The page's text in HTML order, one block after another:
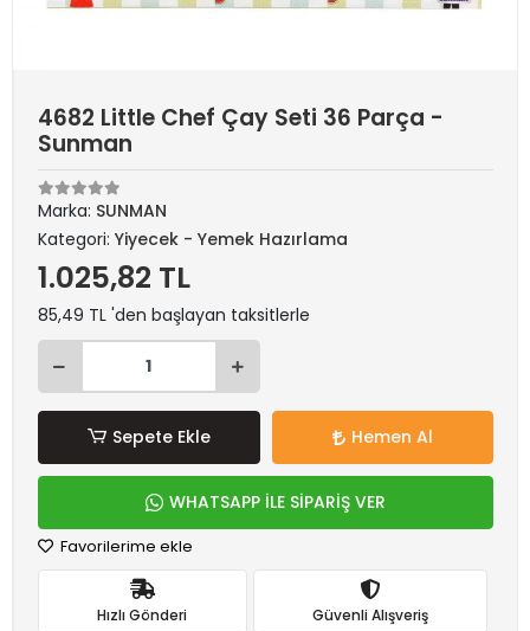
4682 Little Chef Çay Seti 36 Parça -
Sunman
Marka: SUNMAN
Kategori: Yiyecek - Yemek Hazırlama
1.025,82 TL
85,49 TL 'den başlayan taksitlerle
Sepete Ekle Hemen Al
WHATSAPP İLE SİPARİŞ VER
Favorilerime ekle
Hızlı Gönderi Güvenli Alışveriş